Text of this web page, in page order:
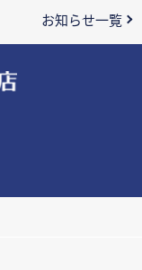
お知らせ一覧